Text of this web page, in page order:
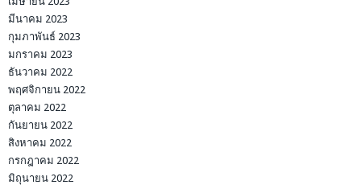
มีนาคม 2023
กุมภาพันธ์ 2023
มกราคม 2023
ธันวาคม 2022
พฤศจิกายน 2022
ตุลาคม 2022
กันยายน 2022
สิงหาคม 2022
กรกฎาคม 2022
มิถุนายน 2022